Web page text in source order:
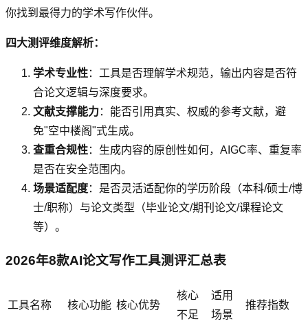
你找到最得力的学术写作伙伴。
四大测评维度解析：
学术专业性：工具是否理解学术规范，输出内容是否符
合论文逻辑与深度要求。
文献支撑能力：能否引用真实、权威的参考文献，避
免"空中楼阁"式生成。
查重合规性：生成内容的原创性如何，AIGC率、重复率
是否在安全范围内。
场景适配度：是否灵活适配你的学历阶段（本科/硕士/博
士/职称）与论文类型（毕业论文/期刊论文/课程论文
等）。
2026年8款AI论文写作工具测评汇总表
工具名称 核心功能 核心优势
核心
不足
适用
场景
推荐指数